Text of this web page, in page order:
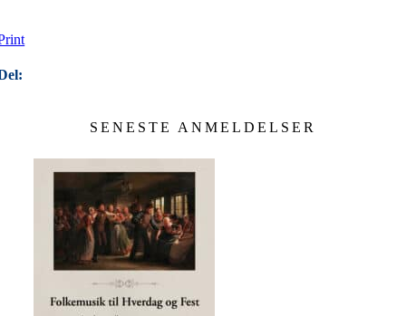
SENESTE ANMELDELSER